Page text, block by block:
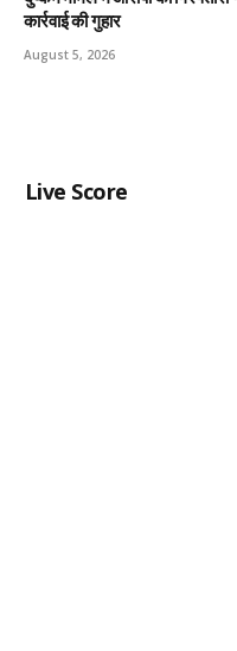
कार्रवाई की गुहार
August 5, 2026
Live Score